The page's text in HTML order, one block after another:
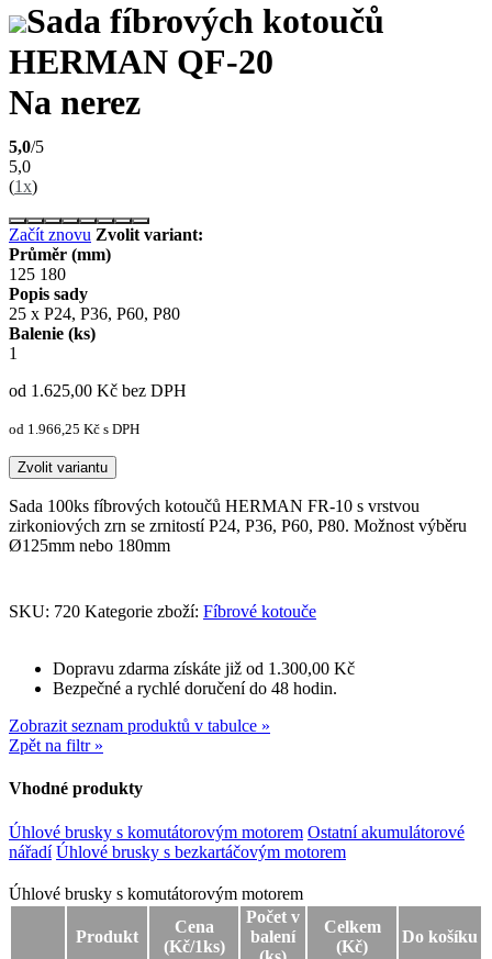
Sada fíbrových kotoučů
HERMAN QF-20
Na nerez
5,0/5
5,0
(1x)
Začít znovu Zvolit variant:
Průměr (mm)
125 180
Popis sady
25 x P24, P36, P60, P80
Balenie (ks)
1
od 1.625,00 Kč bez DPH
od 1.966,25 Kč s DPH
Zvolit variantu
Sada 100ks fíbrových kotoučů HERMAN FR-10 s vrstvou
zirkoniových zrn se zrnitostí P24, P36, P60, P80. Možnost výběru
Ø125mm nebo 180mm
SKU: 720 Kategorie zboží: Fíbrové kotouče
Dopravu zdarma získáte již od 1.300,00 Kč
Bezpečné a rychlé doručení do 48 hodin.
Zobrazit seznam produktů v tabulce »
Zpět na filtr »
Vhodné produkty
Úhlové brusky s komutátorovým motorem Ostatní akumulátorové
nářadí Úhlové brusky s bezkartáčovým motorem
Úhlové brusky s komutátorovým motorem
Úhlové brusky s komutátorovým motorem
Produkt
Cena
(Kč/1ks)
Počet v
balení
Celkem
(Kč)
Do košíku